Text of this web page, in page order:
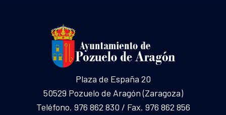
Plaza de España 20
50529 Pozuelo de Aragón (Zaragoza)
Teléfono. 976 862 830 / Fax. 976 862 856